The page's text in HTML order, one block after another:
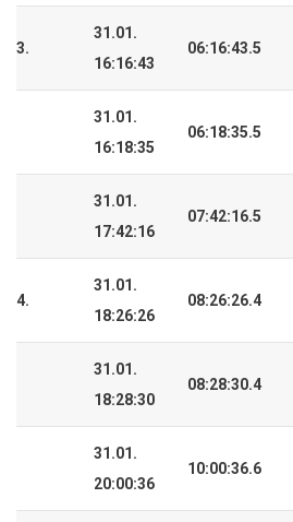
3.
31.01.
16:16:43
06:16:43.5
31.01.
16:18:35
06:18:35.5
31.01.
17:42:16
07:42:16.5
4.
31.01.
18:26:26
08:26:26.4
31.01.
18:28:30
08:28:30.4
31.01.
20:00:36
10:00:36.6